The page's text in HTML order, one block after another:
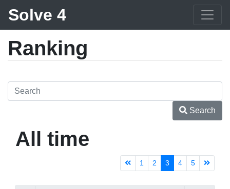
Solve 4
Ranking
Search
All time
1 2 3 4 5